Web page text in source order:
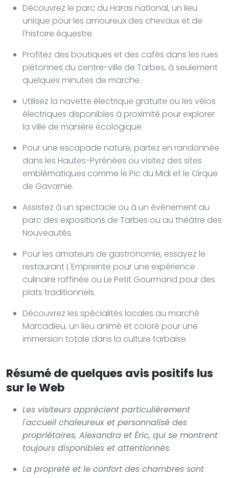
Découvrez le parc du Haras national, un lieu
unique pour les amoureux des chevaux et de
l'histoire équestre.
Profitez des boutiques et des cafés dans les rues
piétonnes du centre-ville de Tarbes, à seulement
quelques minutes de marche.
Utilisez la navette électrique gratuite ou les vélos
électriques disponibles à proximité pour explorer
la ville de manière écologique.
Pour une escapade nature, partez en randonnée
dans les Hautes-Pyrénées ou visitez des sites
emblématiques comme le Pic du Midi et le Cirque
de Gavarnie.
Assistez à un spectacle ou à un événement au
parc des expositions de Tarbes ou au théâtre des
Nouveautés.
Pour les amateurs de gastronomie, essayez le
restaurant L'Empreinte pour une expérience
culinaire raffinée ou Le Petit Gourmand pour des
plats traditionnels.
Découvrez les spécialités locales au marché
Marcadieu, un lieu animé et coloré pour une
immersion totale dans la culture tarbaise.
Résumé de quelques avis positifs lus
sur le Web
Les visiteurs apprécient particulièrement
l'accueil chaleureux et personnalisé des
propriétaires, Alexandra et Éric, qui se montrent
toujours disponibles et attentionnés.
La propreté et le confort des chambres sont